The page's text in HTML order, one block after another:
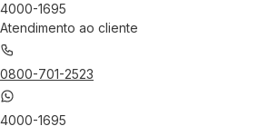
4000-1695
Atendimento ao cliente
0800-701-2523
4000-1695